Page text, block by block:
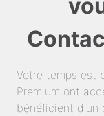
Votre temps est
Premium ont
bénéficient d'un